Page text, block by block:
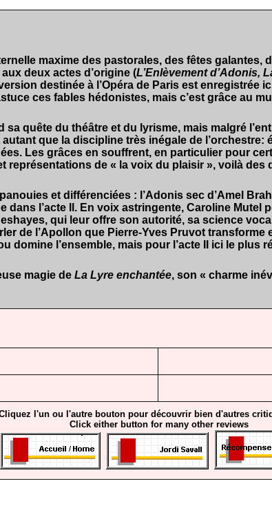
maxime des pastorales, des fêtes galantes,
deux actes d’origine (L’Enlèvement d’Adonis,
destinée à l’Opéra de Paris est enregistrée
ces fables hédonistes, mais c’est grâce au
sa quête du théâtre et du lyrisme, mais malgré
que la discipline très inégale de
Les grâces en souffrent, en particulier pour
représentations de « la voix du plaisir », voilà
et différenciées : l’Adonis sec d’Amel
l’acte Il. En voix astringente, Caroline Mutel
qui leur offre son autorité, sa science
de l’Apollon que Pierre-Yves Pruvot
domine l’ensemble, mais pour l’acte II ici le
magie de La Lyre enchantée, son « charme
l'un ou l'autre bouton pour découvrir bien d'autres
Click either button for many other reviews